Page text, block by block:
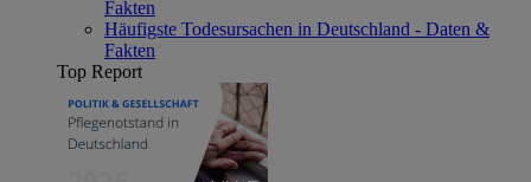
Fakten
Häufigste Todesursachen in Deutschland - Daten &
Fakten
Top Report